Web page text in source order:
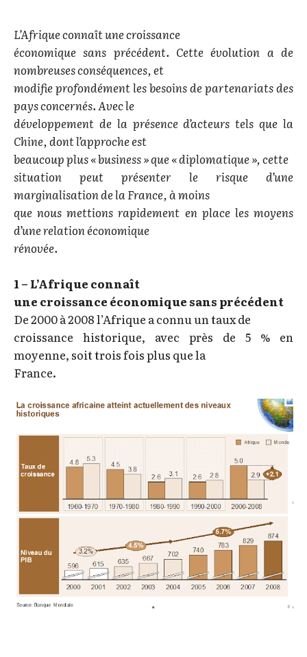
L’Afrique connaît une croissance
économique sans précédent. Cette évolution a de
nombreuses conséquences, et
modifie profondément les besoins de partenariats des
pays concernés. Avec le
développement de la présence d’acteurs tels que la
Chine, dont l’approche est
beaucoup plus « business » que « diplomatique », cette
situation peut présenter le risque d’une
marginalisation de la France, à moins
que nous mettions rapidement en place les moyens
d’une relation économique
rénovée.
1 – L’Afrique connaît
une croissance économique sans précédent
De 2000 à 2008 l’Afrique a connu un taux de
croissance historique, avec près de 5 % en
moyenne, soit trois fois plus que la
France.